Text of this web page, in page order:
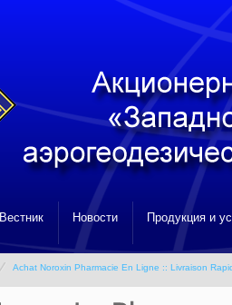
Вестник Новости Продукция и
Achat Noroxin Pharmacie En Ligne :: Livraison